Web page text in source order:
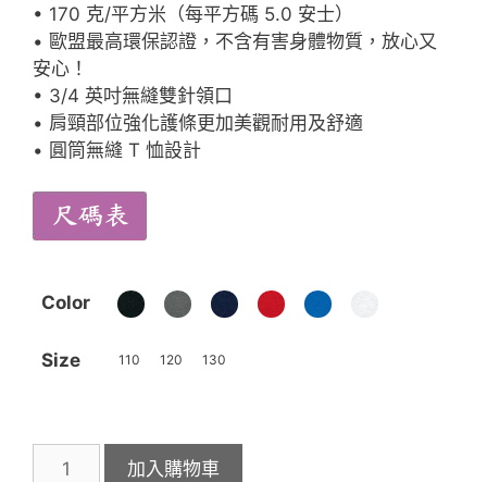
格：
HK$29.0。
格：
HK$19.0。
• 170 克/平方米（每平方碼 5.0 安士）
• 歐盟最高環保認證，不含有害身體物質，放心又
安心！
• 3/4 英吋無縫雙針領口
• 肩頸部位強化護條更加美觀耐用及舒適
• 圓筒無縫 T 恤設計
Color
Size 110 120 130
Gildan
加入購物車